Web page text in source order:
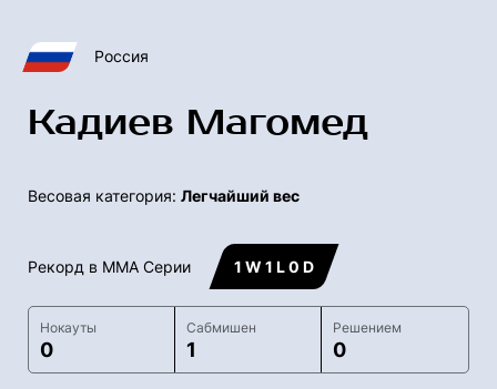
Россия
Кадиев Магомед
Весовая категория: Легчайший вес
Рекорд в ММА Серии 1 W 1 L 0 D
Нокауты
0
Сабмишен
1
Решением
0